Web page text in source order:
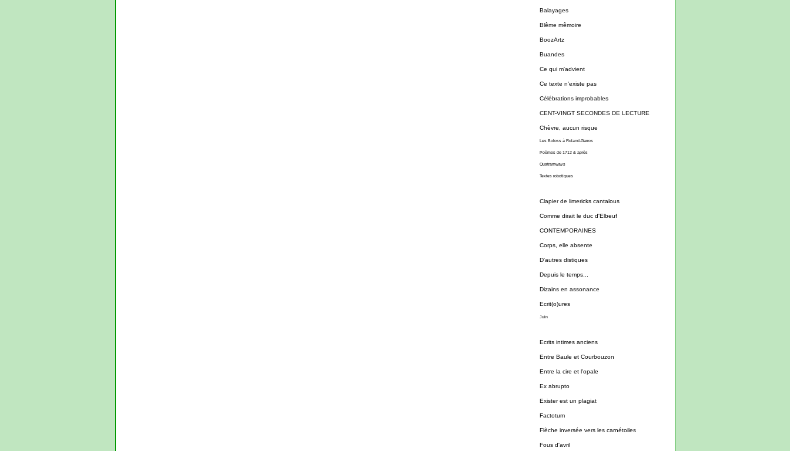
Balayages
Blême mêmoire
BoozArtz
Buandes
Ce qui m'advient
Ce texte n'existe pas
Célébrations improbables
CENT-VINGT SECONDES DE LECTURE
Chèvre, aucun risque
Les Boloss à Roland-Garros
Poèmes de 1712 & après
Quatramways
Textes robotiques
Clapier de limericks cantalous
Comme dirait le duc d'Elbeuf
CONTEMPORAINES
Corps, elle absente
D'autres distiques
Depuis le temps...
Dizains en assonance
Ecrit(o)ures
Juin
Ecrits intimes anciens
Entre Baule et Courbouzon
Entre la cire et l'opale
Ex abrupto
Exister est un plagiat
Factotum
Flèche inversée vers les carnétoiles
Fous d'avril